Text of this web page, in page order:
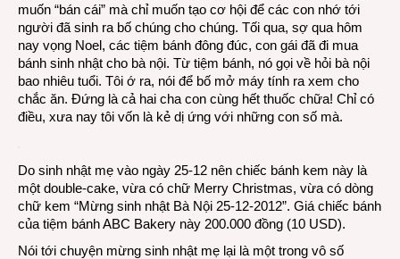
muốn “bán cái” mà chỉ muốn tạo cơ hội để các con nhớ tới
người đã sinh ra bố chúng cho chúng. Tối qua, sợ qua hôm
nay vọng Noel, các tiệm bánh đông đúc, con gái đã đi mua
bánh sinh nhật cho bà nội. Từ tiệm bánh, nó gọi về hỏi bà nội
bao nhiêu tuổi. Tôi ớ ra, nói để bố mở máy tính ra xem cho
chắc ăn. Đứng là cả hai cha con cùng hết thuốc chữa! Chỉ có
điều, xưa nay tôi vốn là kẻ dị ứng với những con số mà.
Do sinh nhật mẹ vào ngày 25-12 nên chiếc bánh kem này là
một double-cake, vừa có chữ Merry Christmas, vừa có dòng
chữ kem “Mừng sinh nhật Bà Nội 25-12-2012”. Giá chiếc bánh
của tiệm bánh ABC Bakery này 200.000 đồng (10 USD).
Nói tới chuyện mừng sinh nhật mẹ lại là một trong vô số